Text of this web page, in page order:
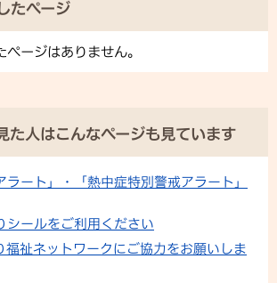
たページ
ージはありません。
た人はこんなページも見ています
ラート」・「熱中症特別警戒アラート」
シールをご利用ください
福祉ネットワークにご協力をお願いしま